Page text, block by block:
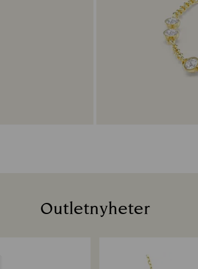
Outletnyheter